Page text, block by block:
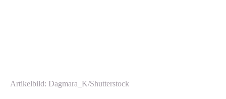
Artikelbild: Dagmara_K/Shutterstock